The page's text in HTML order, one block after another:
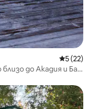
Средна
5 (22)
до Акадия и Бар